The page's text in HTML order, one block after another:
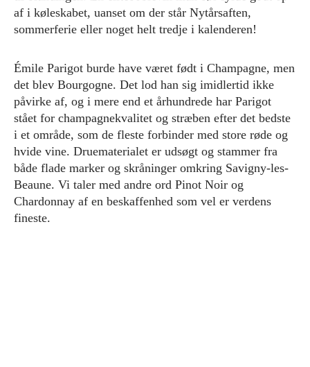
af i køleskabet, uanset om der står Nytårsaften,
sommerferie eller noget helt tredje i kalenderen!
Émile Parigot burde have været født i Champagne, men
det blev Bourgogne. Det lod han sig imidlertid ikke
påvirke af, og i mere end et århundrede har Parigot
stået for champagnekvalitet og stræben efter det bedste
i et område, som de fleste forbinder med store røde og
hvide vine. Druematerialet er udsøgt og stammer fra
både flade marker og skråninger omkring Savigny-les-
Beaune. Vi taler med andre ord Pinot Noir og
Chardonnay af en beskaffenhed som vel er verdens
fineste.